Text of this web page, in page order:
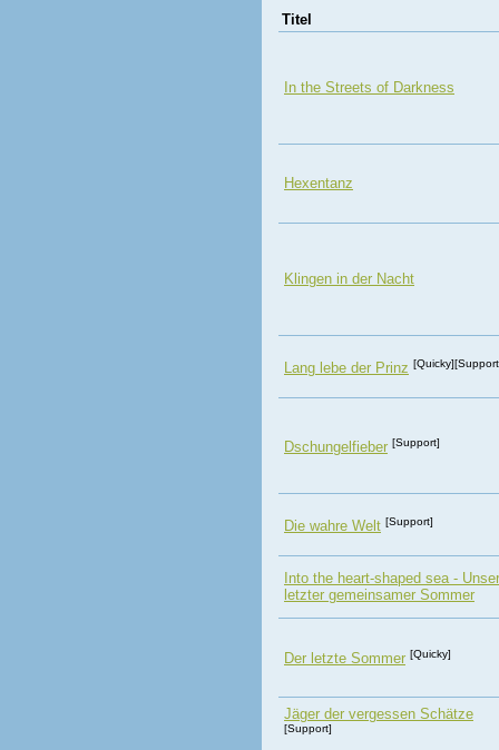
Titel
In the Streets of Darkness
Hexentanz
Klingen in der Nacht
Lang lebe der Prinz
Dschungelfieber [Support]
Die wahre Welt [Support]
Into the heart-shaped sea - Unser
letzter gemeinsamer Sommer
Der letzte Sommer [Quicky]
Jäger der vergessen Schätze
[Support]